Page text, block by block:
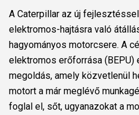
A Caterpillar az új
elektromos-hajtásra való
hagyományos motorcsere. A
elektromos erőforrása (BEPU)
megoldás, amely közvetlenül
motort a már meglévő
foglal el, sőt, ugyanazokat a